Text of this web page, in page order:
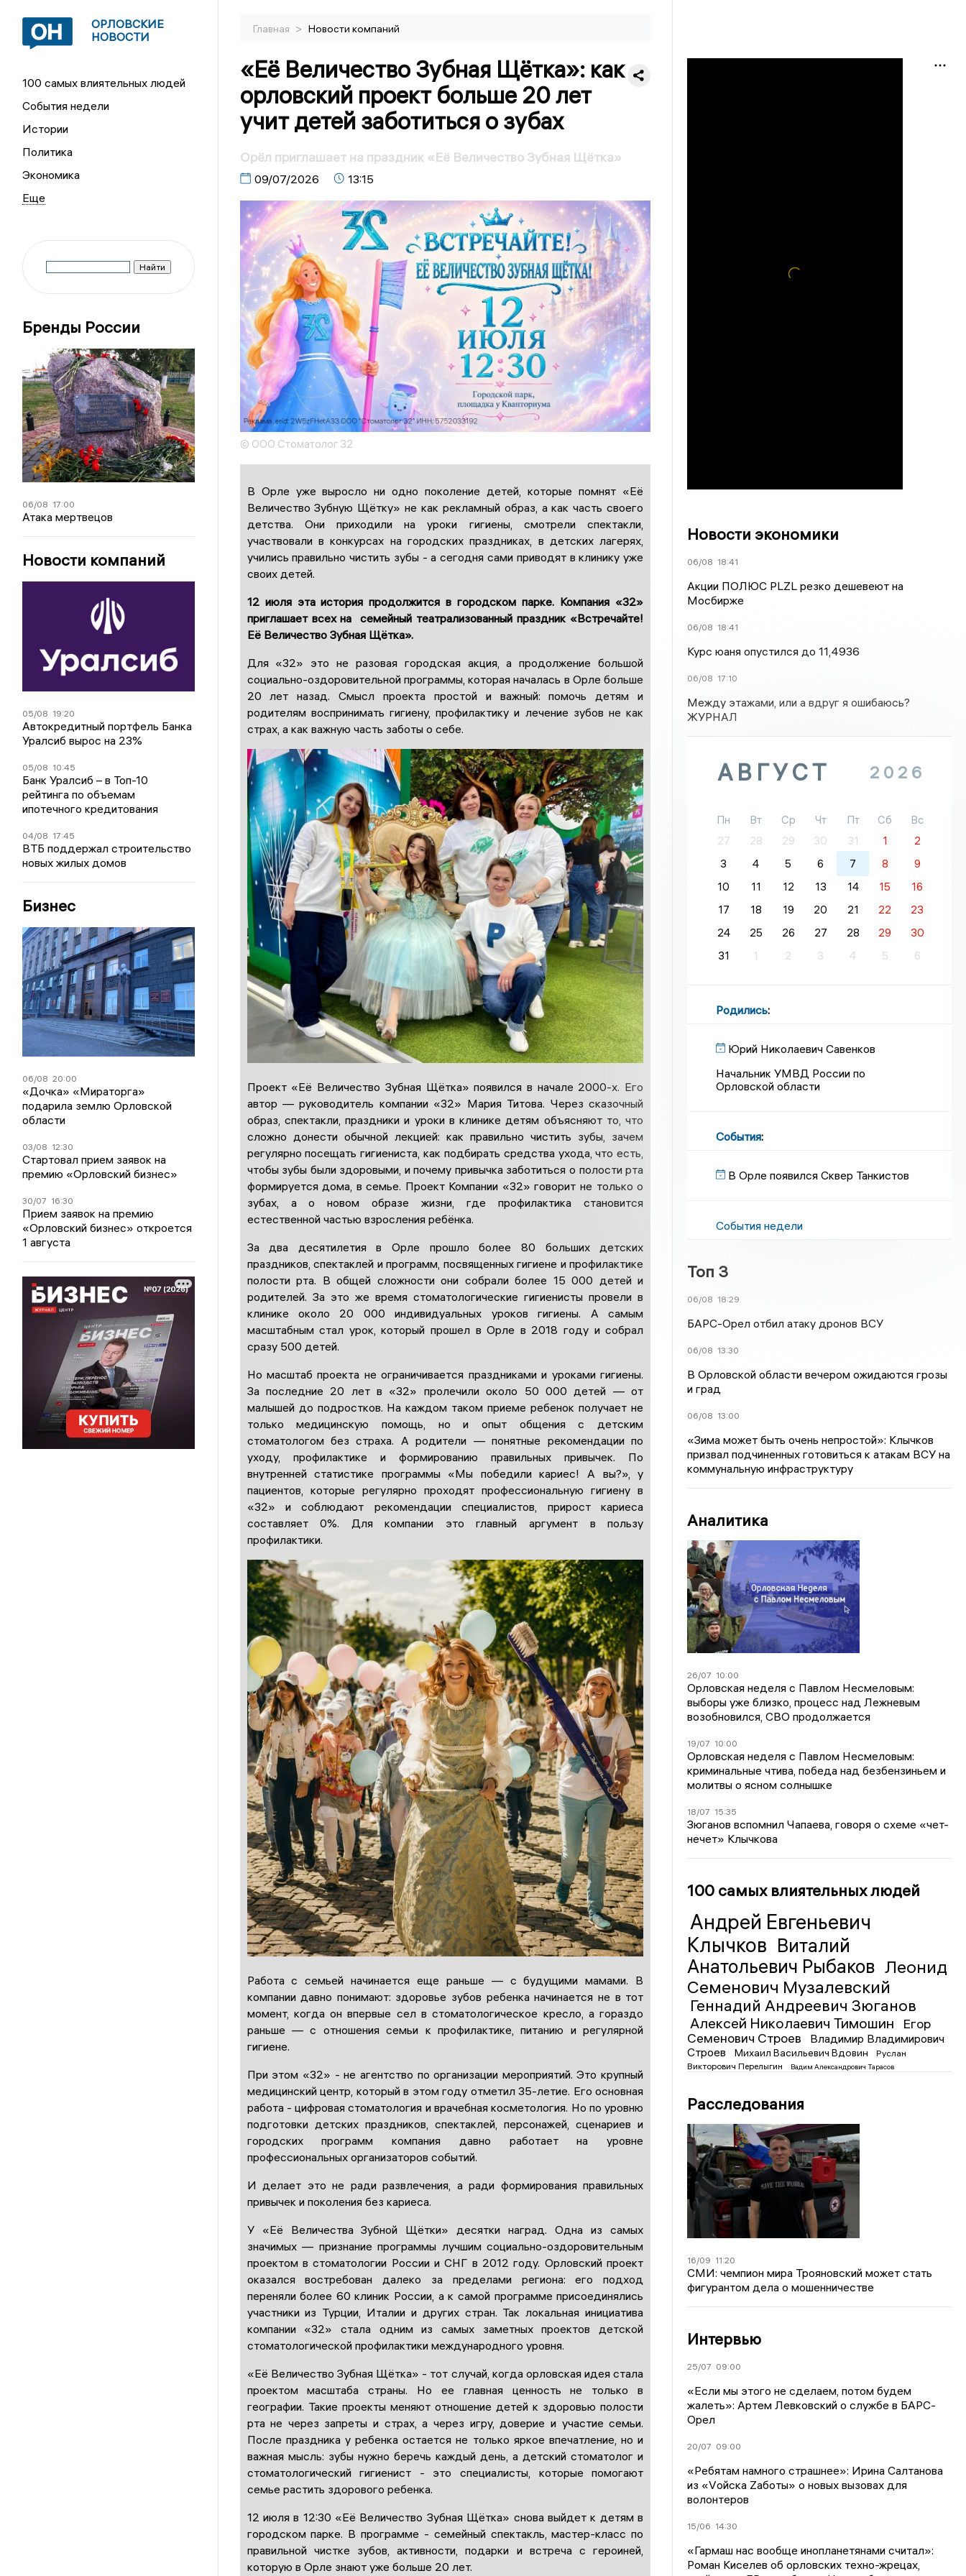
ОРЛОВСКИЕ
НОВОСТИ
100 самых влиятельных людей
События недели
Истории
Политика
Экономика
Бренды России
06/08 17:00
Атака мертвецов
Новости компаний
05/08 19:20
Автокредитный портфель Банка
Уралсиб вырос на 23%
05/08 10:45
Банк Уралсиб – в Топ-10
рейтинга по объемам
ипотечного кредитования
04/08 17:45
ВТБ поддержал строительство
новых жилых домов
Бизнес
06/08 20:00
«Дочка» «Мираторга»
подарила землю Орловской
области
03/08 12:30
Стартовал прием заявок на
премию «Орловский бизнес»
30/07 16:30
Прием заявок на премию
«Орловский бизнес» откроется
1 августа
Главная > Новости компаний
«Её Величество Зубная Щётка»: как
орловский проект больше 20 лет
учит детей заботиться о зубах
Орёл приглашает на праздник «Её Величество Зубная Щётка»
09/07/2026 13:15
© ООО Стоматолог 32
В Орле уже выросло ни одно поколение детей, которые помнят «Её
Величество Зубную Щётку» не как рекламный образ, а как часть своего
детства. Они приходили на уроки гигиены, смотрели спектакли,
участвовали в конкурсах на городских праздниках, в детских лагерях,
учились правильно чистить зубы - а сегодня сами приводят в клинику уже
своих детей.
12 июля эта история продолжится в городском парке. Компания «32»
приглашает всех на семейный театрализованный праздник «Встречайте!
Её Величество Зубная Щётка».
Для «32» это не разовая городская акция, а продолжение большой
социально-оздоровительной программы, которая началась в Орле больше
20 лет назад. Смысл проекта простой и важный: помочь детям и
родителям воспринимать гигиену, профилактику и лечение зубов не как
страх, а как важную часть заботы о себе.
Проект «Её Величество Зубная Щётка» появился в начале 2000-х. Его
автор — руководитель компании «32» Мария Титова. Через сказочный
образ, спектакли, праздники и уроки в клинике детям объясняют то, что
сложно донести обычной лекцией: как правильно чистить зубы, зачем
регулярно посещать гигиениста, как подбирать средства ухода, что есть,
чтобы зубы были здоровыми, и почему привычка заботиться о полости рта
формируется дома, в семье. Проект Компании «32» говорит не только о
зубах, а о новом образе жизни, где профилактика становится
естественной частью взросления ребёнка.
За два десятилетия в Орле прошло более 80 больших детских
праздников, спектаклей и программ, посвященных гигиене и профилактике
полости рта. В общей сложности они собрали более 15 000 детей и
родителей. За это же время стоматологические гигиенисты провели в
клинике около 20 000 индивидуальных уроков гигиены. А самым
масштабным стал урок, который прошел в Орле в 2018 году и собрал
сразу 500 детей.
Но масштаб проекта не ограничивается праздниками и уроками гигиены.
За последние 20 лет в «32» пролечили около 50 000 детей — от
малышей до подростков. На каждом таком приеме ребенок получает не
только медицинскую помощь, но и опыт общения с детским
стоматологом без страха. А родители — понятные рекомендации по
уходу, профилактике и формированию правильных привычек. По
внутренней статистике программы «Мы победили кариес! А вы?», у
пациентов, которые регулярно проходят профессиональную гигиену в
«32» и соблюдают рекомендации специалистов, прирост кариеса
составляет 0%. Для компании это главный аргумент в пользу
профилактики.
Работа с семьей начинается еще раньше — с будущими мамами. В
компании давно понимают: здоровье зубов ребенка начинается не в тот
момент, когда он впервые сел в стоматологическое кресло, а гораздо
раньше — с отношения семьи к профилактике, питанию и регулярной
гигиене.
При этом «32» - не агентство по организации мероприятий. Это крупный
медицинский центр, который в этом году отметил 35-летие. Его основная
работа - цифровая стоматология и врачебная косметология. Но по уровню
подготовки детских праздников, спектаклей, персонажей, сценариев и
городских программ компания давно работает на уровне
профессиональных организаторов событий.
И делает это не ради развлечения, а ради формирования правильных
привычек и поколения без кариеса.
У «Её Величества Зубной Щётки» десятки наград. Одна из самых
значимых — признание программы лучшим социально-оздоровительным
проектом в стоматологии России и СНГ в 2012 году. Орловский проект
оказался востребован далеко за пределами региона: его подход
переняли более 60 клиник России, а к самой программе присоединялись
участники из Турции, Италии и других стран. Так локальная инициатива
компании «32» стала одним из самых заметных проектов детской
стоматологической профилактики международного уровня.
«Её Величество Зубная Щётка» - тот случай, когда орловская идея стала
проектом масштаба страны. Но ее главная ценность не только в
географии. Такие проекты меняют отношение детей к здоровью полости
рта не через запреты и страх, а через игру, доверие и участие семьи.
После праздника у ребенка остается не только яркое впечатление, но и
важная мысль: зубы нужно беречь каждый день, а детский стоматолог и
стоматологический гигиенист - это специалисты, которые помогают
семье растить здорового ребенка.
12 июля в 12:30 «Её Величество Зубная Щётка» снова выйдет к детям в
городском парке. В программе - семейный спектакль, мастер-класс по
правильной чистке зубов, активности, подарки и встреча с героиней,
которую в Орле знают уже больше 20 лет.
Новости экономики
06/08 18:41
Акции ПОЛЮС PLZL резко дешевеют на
Мосбирже
06/08 18:41
Курс юаня опустился до 11,4936
06/08 17:10
Между этажами, или а вдруг я ошибаюсь?
ЖУРНАЛ
АВГУСТ 2026
Пн Вт Ср Чт Пт Сб
Вс
27
28 29 30 31 1
2
3
4 5 6 7 8
9
10
11 12 13 14 15
16
17
18 19 20 21 22
23
24
25 26 27 28 29
30
31
1 2 3 4 5 6
Родились:
Юрий Николаевич Савенков
Начальник УМВД России по
Орловской области
События:
В Орле появился Сквер Танкистов
События недели
Топ 3
06/08 18:29
БАРС-Орел отбил атаку дронов ВСУ
06/08 13:30
В Орловской области вечером ожидаются грозы
и град
06/08 13:00
«Зима может быть очень непростой»: Клычков
призвал подчиненных готовиться к атакам ВСУ на
коммунальную инфраструктуру
Аналитика
26/07 10:00
Орловская неделя с Павлом Несмеловым:
выборы уже близко, процесс над Лежневым
возобновился, СВО продолжается
19/07 10:00
Орловская неделя с Павлом Несмеловым:
криминальные чтива, победа над безбензиньем и
молитвы о ясном солнышке
18/07 15:35
Зюганов вспомнил Чапаева, говоря о схеме «чет-
нечет» Клычкова
100 самых влиятельных людей
Андрей Евгеньевич
Клычков Виталий
Анатольевич Рыбаков Леонид
Семенович Музалевский
Геннадий Андреевич Зюганов
Алексей Николаевич Тимошин
Егор
Семенович Строев
Владимир Владимирович
Строев
Михаил Васильевич Вдовин
Руслан
Викторович Перелыгин
Вадим Александрович Тарасов
Расследования
16/09 11:20
СМИ: чемпион мира Трояновский может стать
фигурантом дела о мошенничестве
Интервью
25/07 09:00
«Если мы этого не сделаем, потом будем
жалеть»: Артем Левковский о службе в БАРС-
Орел
20/07 09:00
«Ребятам намного страшнее»: Ирина Салтанова
из «Vойска Zаботы» о новых вызовах для
волонтеров
15/06 14:30
«Гармаш нас вообще инопланетянами считал»:
Роман Киселев об орловских техно-жрецах,